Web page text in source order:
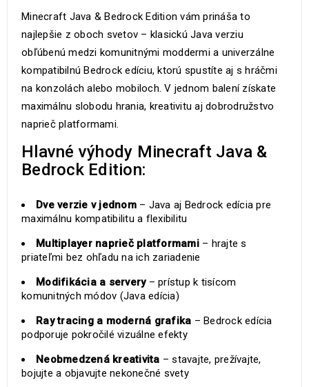
Minecraft Java & Bedrock Edition vám prináša to
najlepšie z oboch svetov – klasickú Java verziu
obľúbenú medzi komunitnými moddermi a univerzálne
kompatibilnú Bedrock edíciu, ktorú spustíte aj s hráčmi
na konzolách alebo mobiloch. V jednom balení získate
maximálnu slobodu hrania, kreativitu aj dobrodružstvo
naprieč platformami.
Hlavné výhody Minecraft Java &
Bedrock Edition:
Dve verzie v jednom– Java aj Bedrock edícia pre
maximálnu kompatibilitu a flexibilitu
Multiplayer naprieč platformami– hrajte s
priateľmi bez ohľadu na ich zariadenie
Modifikácia a servery– prístup k tisícom
komunitných módov (Java edícia)
Ray tracing a moderná grafika – Bedrock edícia
podporuje pokročilé vizuálne efekty
Neobmedzená kreativita – stavajte, prežívajte,
bojujte a objavujte nekonečné svety